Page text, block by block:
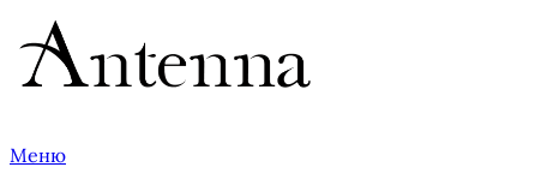
Перейти
содержимому
Меню